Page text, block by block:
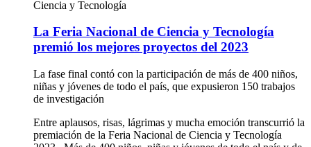
Ciencia y Tecnología
La Feria Nacional de Ciencia y Tecnología
premió los mejores proyectos del 2023
La fase final contó con la participación de más de 400 niños,
niñas y jóvenes de todo el país, que expusieron 150 trabajos
de investigación
Entre aplausos, risas, lágrimas y mucha emoción transcurrió la
premiación de la Feria Nacional de Ciencia y Tecnología